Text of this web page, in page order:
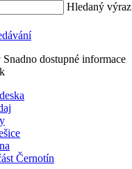
Hledaný výraz
Snadno dostupné informace
Černotín